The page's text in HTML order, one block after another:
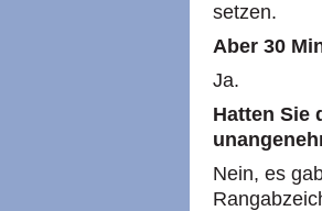
setzen.
Aber 30
Ja.
Hatten Sie
Nein, es